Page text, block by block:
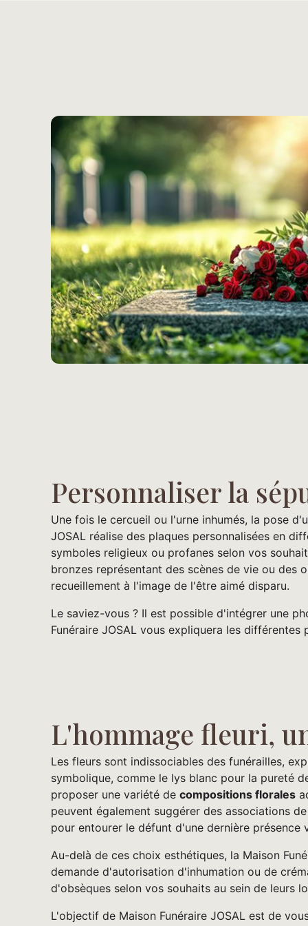
Personnaliser la
Une fois le cercueil ou l'urne inhumés, la pose
JOSAL réalise des plaques personnalisées en
symboles religieux ou profanes selon vos
bronzes représentant des scènes de vie ou des
recueillement à l'image de l'être aimé disparu.
Le saviez-vous ? Il est possible d'intégrer une
Funéraire JOSAL vous expliquera les
L'hommage fleuri,
Les fleurs sont indissociables des funérailles,
symbolique, comme le lys blanc pour la pureté
proposer une variété decompositions florales
peuvent également suggérer des associations
pour entourer le défunt d'une dernière présence
Au-delà de ces choix esthétiques, la Maison
demande d'autorisation d'inhumation ou de
d'obsèques selon vos souhaits au sein de leurs
L'objectif de Maison Funéraire JOSAL est de